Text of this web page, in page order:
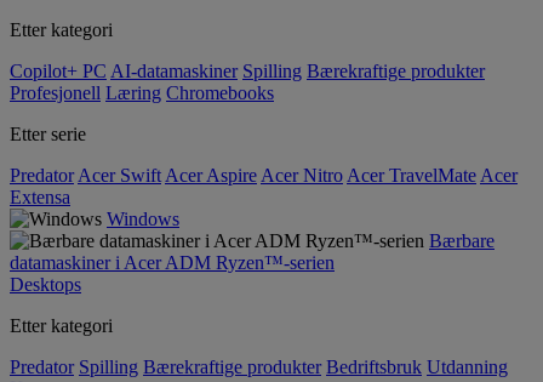
Etter kategori
Copilot+ PC AI-datamaskiner Spilling Bærekraftige produkter
Profesjonell Læring Chromebooks
Etter serie
Predator Acer Swift Acer Aspire Acer Nitro Acer TravelMate Acer
Extensa
Windows
Bærbare
datamaskiner i Acer ADM Ryzen™-serien
Desktops
Etter kategori
Predator Spilling Bærekraftige produkter Bedriftsbruk Utdanning